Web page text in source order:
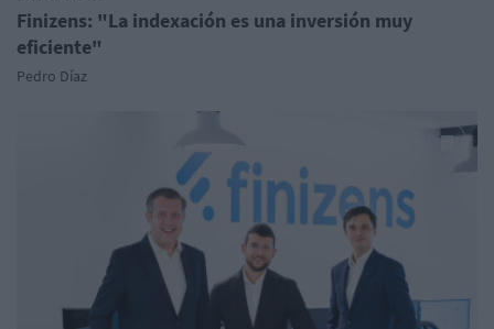
Finizens: "La indexación es una inversión muy
eficiente"
Pedro Díaz